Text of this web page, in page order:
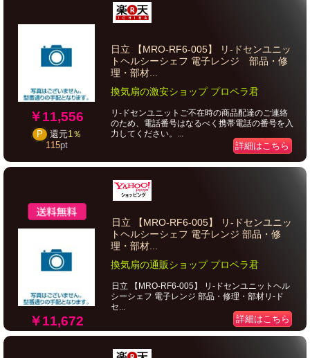
￥11,556
P 還元1％
115pt
日立 【MRO-RF6-005】 リ-ドセンユニッ
トヘルシーシェフ 電子レンジ 部品・修
理・部材...
換気扇の激安ショップ プロペラ君
リ-ドセンユニットご不在時の商品配達のご連絡
のため、電話番号はなるべく携帯電話の番号を入
力してください。...
詳細はこちら
￥11,672
日立 【MRO-RF6-005】 リ-ドセンユニッ
トヘルシーシェフ 電子レンジ 部品・修
理・部材...
換気扇の通販ショップ プロペラ君
日立 【MRO-RF6-005】 リ-ドセンユニットヘル
シーシェフ 電子レンジ 部品・修理・部材リ-ド
セ...
詳細はこちら